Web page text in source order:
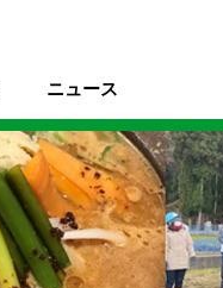
ニュース